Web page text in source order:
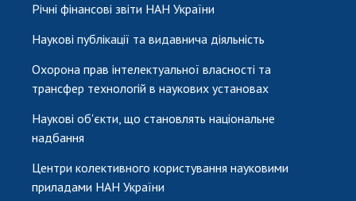
Річні фінансові звіти НАН України
Наукові публікації та видавнича діяльність
Охорона прав інтелектуальної власності та
трансфер технологій в наукових установах
Наукові об'єкти, що становлять національне
надбання
Центри колективного користування науковими
приладами НАН України